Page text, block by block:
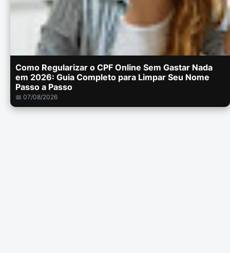
Como Regularizar o CPF Online Sem Gastar Nada
em 2026: Guia Completo para Limpar Seu Nome
Passo a Passo
📅 07/08/2026